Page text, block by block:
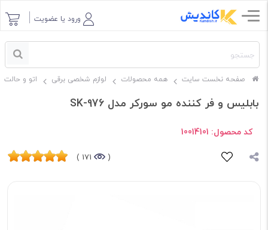
ورود یا عضویت
صفحه نخست سایت همه محصولات لوازم شخصی برقی اتو و
بابلیس و فر کننده مو سورکر مدل SK-976
کد محصول: 10014101
(
171 )